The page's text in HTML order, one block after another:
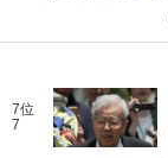
7位
7